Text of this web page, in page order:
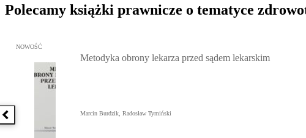
Polecamy książki prawnicze o tematyce
Poprzednia książka
Przejdź do: Metodyka obrony lekarza przed sądem lekarskim, Marcin
NOWOŚĆ
Metodyka obrony lekarza przed sądem lekarskim
Marcin Burdzik, Radosław Tymiński